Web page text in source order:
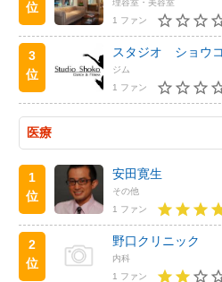
位
1 ファン
3
位
スタジオ ショウコ
ジム
1 ファン
医療
1
位
安田寛生
その他
1 ファン
2
位
野口クリニック
内科
1 ファン